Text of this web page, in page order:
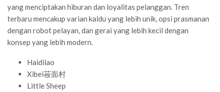
yang menciptakan hiburan dan loyalitas pelanggan. Tren
terbaru mencakup varian kaldu yang lebih unik, opsi prasmanan
dengan robot pelayan, dan gerai yang lebih kecil dengan
konsep yang lebih modern.
Haidilao
Xibei莜面村
Little Sheep